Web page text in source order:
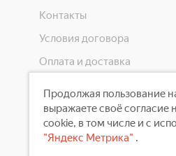
Контакты
Условия договора
Оплата и доставка
Скидки
Продолжая пользование
выражаете своё согласие
cookie, в том числе и с
"Яндекс Метрика" .